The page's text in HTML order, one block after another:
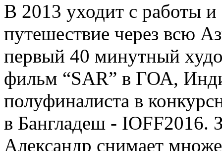
В 2013 уходит с работы и
путешествие через всю
первый 40 минутный
фильм “SAR” в ГОА,
полуфиналиста в
в Бангладеш - IOFF2016.
Александр снимает